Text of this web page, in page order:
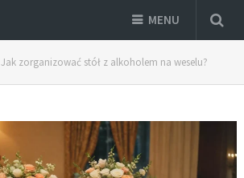
MENU
Jak zorganizować stół z alkoholem na weselu?